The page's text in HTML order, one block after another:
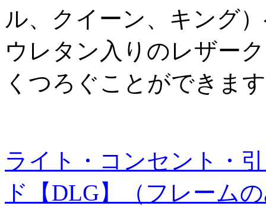
ル、クイーン、キング
ウレタン入りのレザー
くつろぐことができま
ライト・コンセント・
ド【DLG】（フレーム